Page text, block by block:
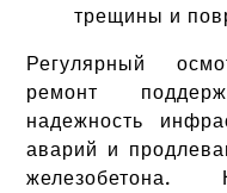
трещины и
Регулярный
ремонт
надежность
аварий и